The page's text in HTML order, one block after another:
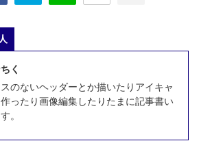
く
のないヘッダーとか描いたりアイキャ
ったり画像編集したりたまに記事書い
。